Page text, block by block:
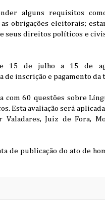
alguns requisitos
obrigações eleitorais;
seus direitos políticos e
15 de julho a 15 de
inscrição e pagamento da
60 questões sobre
Esta avaliação será
Juiz de Fora,
de publicação do ato de